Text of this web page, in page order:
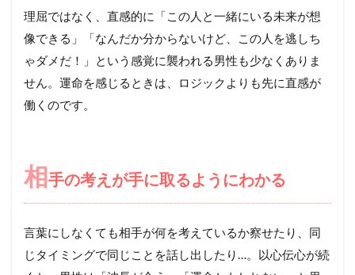
理屈ではなく、直感的に「この人と一緒にいる未来が想
像できる」「なんだか分からないけど、この人を逃しち
ゃダメだ！」という感覚に襲われる男性も少なくありま
せん。運命を感じるときは、ロジックよりも先に直感が
働くのです。
相手の考えが手に取るようにわかる
言葉にしなくても相手が何を考えているか察せたり、同
じタイミングで同じことを話し出したり…。以心伝心が続